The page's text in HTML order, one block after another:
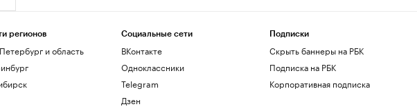
регионов
и область
Социальные сети
ВКонтакте
Одноклассники
Telegram
Дзен
Подписки
Скрыть баннеры на РБК
Подписка на РБК
Корпоративная подписка